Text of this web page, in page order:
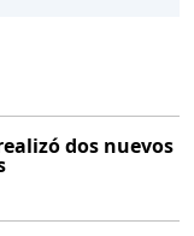
dos nuevos